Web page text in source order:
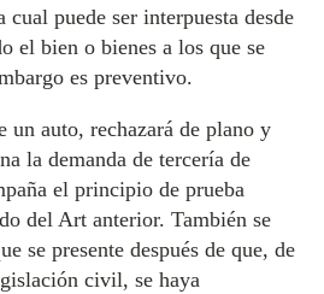
puede ser interpuesta desde
el bien o bienes a los que se
es preventivo.
un auto, rechazará de plano y
la demanda de tercería de
el principio de prueba
del Art anterior. También se
se presente después de que, de
civil, se haya